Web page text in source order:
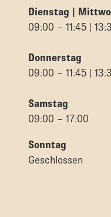
Dienstag |
09:00 – 11:45 |
Donnerstag
09:00 – 11:45 |
Samstag
09:00 – 17:00
Sonntag
Geschlossen